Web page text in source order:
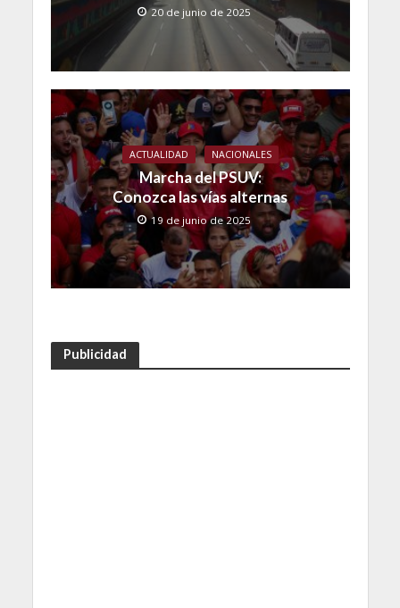
20 de junio de 2025
ACTUALIDAD NACIONALES
Marcha del PSUV:
Conozca las vías alternas
19 de junio de 2025
Publicidad